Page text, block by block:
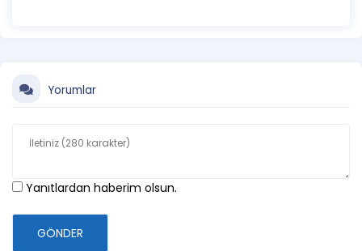
Yorumlar
Yanıtlardan haberim olsun.
GÖNDER